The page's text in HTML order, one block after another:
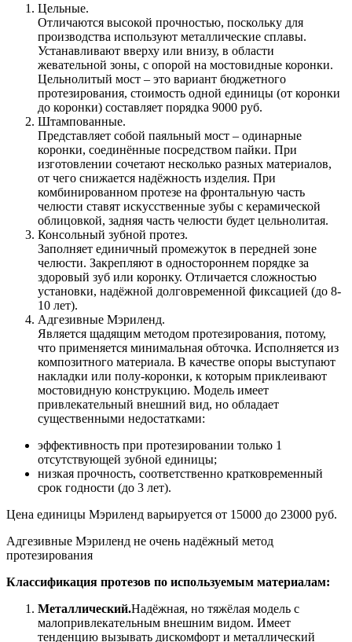
Цельные.
Отличаются высокой прочностью, поскольку для
производства используют металлические сплавы.
Устанавливают вверху или внизу, в области
жевательной зоны, с опорой на мостовидные коронки.
Цельнолитый мост – это вариант бюджетного
протезирования, стоимость одной единицы (от коронки
до коронки) составляет порядка 9000 руб.
Штампованные.
Представляет собой паяльный мост – одинарные
коронки, соединённые посредством пайки. При
изготовлении сочетают несколько разных материалов,
от чего снижается надёжность изделия. При
комбинированном протезе на фронтальную часть
челюсти ставят искусственные зубы с керамической
облицовкой, задняя часть челюсти будет цельнолитая.
Консольный зубной протез.
Заполняет единичный промежуток в передней зоне
челюсти. Закрепляют в одностороннем порядке за
здоровый зуб или коронку. Отличается сложностью
установки, надёжной долговременной фиксацией (до 8-
10 лет).
Адгезивные Мэриленд.
Является щадящим методом протезирования, потому,
что применяется минимальная обточка. Исполняется из
композитного материала. В качестве опоры выступают
накладки или полу-коронки, к которым приклеивают
мостовидную конструкцию. Модель имеет
привлекательный внешний вид, но обладает
существенными недостатками:
эффективность при протезировании только 1
отсутствующей зубной единицы;
низкая прочность, соответственно кратковременный
срок годности (до 3 лет).
Цена единицы Мэриленд варьируется от 15000 до 23000 руб.
Адгезивные Мэриленд не очень надёжный метод
протезирования
Классификация протезов по используемым материалам:
Металлический.Надёжная, но тяжёлая модель с
малопривлекательным внешним видом. Имеет
тенденцию вызывать дискомфорт и металлический